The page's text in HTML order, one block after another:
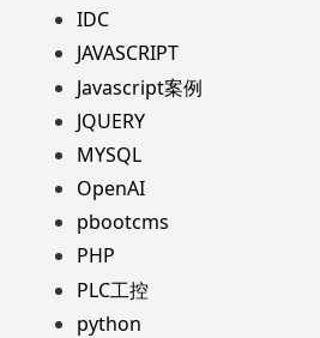
IDC
JAVASCRIPT
Javascript案例
JQUERY
MYSQL
OpenAI
pbootcms
PHP
PLC工控
python